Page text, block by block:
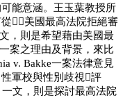
能意涵。王玉葉教授所
美國最高法院拒絕審
，則是希望藉由美國最
案之理由及背景，來比
v. Bakke一案法律意見
軍校與性別歧視評
文，則是探討最高法院